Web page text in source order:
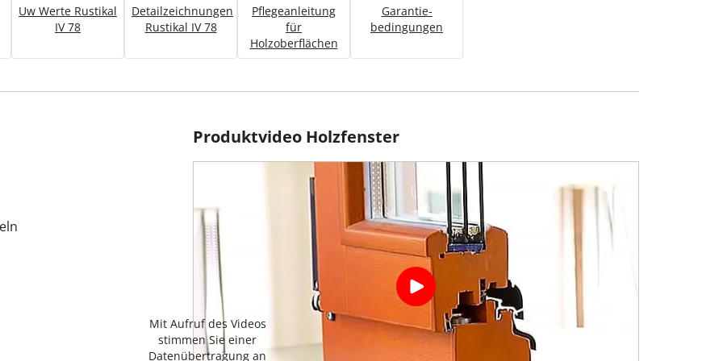
Uw Werte Rustikal
IV 78
Detailzeichnungen
Rustikal IV 78
Pflegeanleitung
für
Holzoberflächen
Garantie­
bedingungen
Produktvideo Holzfenster
Mit Aufruf des Videos
stimmen Sie einer
Datenübertragung an